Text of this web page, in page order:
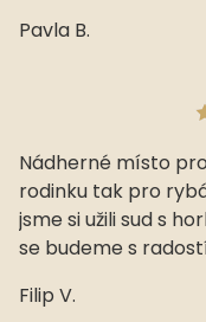
Pavla B.
Nádherné místo
rodinku tak pro
jsme si užili sud s
se budeme s
Filip V.